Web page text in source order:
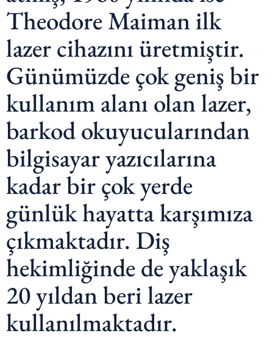
Theodore Maiman ilk
lazer cihazını üretmiştir.
Günümüzde çok geniş bir
kullanım alanı olan lazer,
barkod okuyucularından
bilgisayar yazıcılarına
kadar bir çok yerde
günlük hayatta karşımıza
çıkmaktadır. Diş
hekimliğinde de yaklaşık
20 yıldan beri lazer
kullanılmaktadır.